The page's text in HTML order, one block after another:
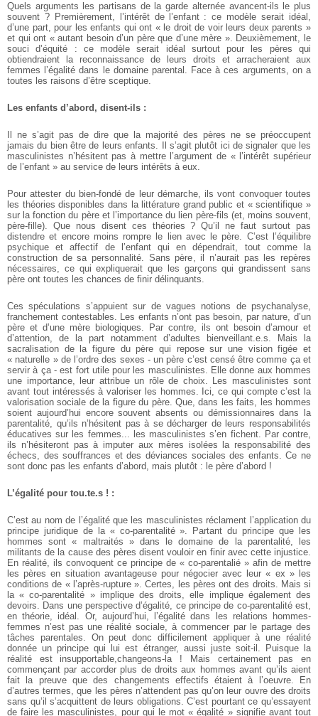
Quels arguments les partisans de la garde alternée avancent-ils le plus
souvent ? Premièrement, l’intérêt de l’enfant : ce modèle serait idéal,
d’une part, pour les enfants qui ont « le droit de voir leurs deux parents »
et qui ont « autant besoin d’un père que d’une mère ». Deuxièmement, le
souci d’équité : ce modèle serait idéal surtout pour les pères qui
obtiendraient la reconnaissance de leurs droits et arracheraient aux
femmes l’égalité dans le domaine parental. Face à ces arguments, on a
toutes les raisons d’être sceptique.
Les enfants d’abord, disent-ils :
Il ne s’agit pas de dire que la majorité des pères ne se préoccupent
jamais du bien être de leurs enfants. Il s’agit plutôt ici de signaler que les
masculinistes n’hésitent pas à mettre l’argument de « l’intérêt supérieur
de l’enfant » au service de leurs intérêts à eux.
Pour attester du bien-fondé de leur démarche, ils vont convoquer toutes
les théories disponibles dans la littérature grand public et « scientifique »
sur la fonction du père et l’importance du lien père-fils (et, moins souvent,
père-fille). Que nous disent ces théories ? Qu’il ne faut surtout pas
distendre et encore moins rompre le lien avec le père. C’est l’équilibre
psychique et affectif de l’enfant qui en dépendrait, tout comme la
construction de sa personnalité. Sans père, il n’aurait pas les repères
nécessaires, ce qui expliquerait que les garçons qui grandissent sans
père ont toutes les chances de finir délinquants.
Ces spéculations s’appuient sur de vagues notions de psychanalyse,
franchement contestables. Les enfants n’ont pas besoin, par nature, d’un
père et d’une mère biologiques. Par contre, ils ont besoin d’amour et
d’attention, de la part notamment d’adultes bienveillant.e.s. Mais la
sacralisation de la figure du père qui repose sur une vision figée et
« naturelle » de l’ordre des sexes - un père c’est censé être comme ça et
servir à ça - est fort utile pour les masculinistes. Elle donne aux hommes
une importance, leur attribue un rôle de choix. Les masculinistes sont
avant tout intéressés à valoriser les hommes. Ici, ce qui compte c’est la
valorisation sociale de la figure du père. Que, dans les faits, les hommes
soient aujourd’hui encore souvent absents ou démissionnaires dans la
parentalité, qu’ils n’hésitent pas à se décharger de leurs responsabilités
éducatives sur les femmes... les masculinistes s’en fichent. Par contre,
ils n’hésiteront pas à imputer aux mères isolées la responsabilité des
échecs, des souffrances et des déviances sociales des enfants. Ce ne
sont donc pas les enfants d’abord, mais plutôt : le père d’abord !
L’égalité pour tou.te.s ! :
C’est au nom de l’égalité que les masculinistes réclament l’application du
principe juridique de la « co-parentalité ». Partant du principe que les
hommes sont « maltraités » dans le domaine de la parentalité, les
militants de la cause des pères disent vouloir en finir avec cette injustice.
En réalité, ils convoquent ce principe de « co-parentalié » afin de mettre
les pères en situation avantageuse pour négocier avec leur « ex » les
conditions de « l’après-rupture ». Certes, les pères ont des droits. Mais si
la « co-parentalité » implique des droits, elle implique également des
devoirs. Dans une perspective d’égalité, ce principe de co-parentalité est,
en théorie, idéal. Or, aujourd’hui, l’égalité dans les relations hommes-
femmes n’est pas une réalité sociale, à commencer par le partage des
tâches parentales. On peut donc difficilement appliquer à une réalité
donnée un principe qui lui est étranger, aussi juste soit-il. Puisque la
réalité est insupportable,changeons-la ! Mais certainement pas en
commençant par accorder plus de droits aux hommes avant qu’ils aient
fait la preuve que des changements effectifs étaient à l’oeuvre. En
d’autres termes, que les pères n’attendent pas qu’on leur ouvre des droits
sans qu’il s’acquittent de leurs obligations. C’est pourtant ce qu’essayent
de faire les masculinistes, pour qui le mot « égalité » signifie avant tout